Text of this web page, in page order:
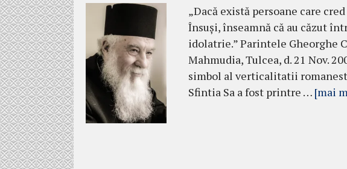
„Dacă există persoane care
Însuși, înseamnă că au căzut
idolatrie.” Parintele Gheorghe
Mahmudia, Tulcea, d. 21 Nov.
simbol al verticalitatii
Sfintia Sa a fost printre … [mai